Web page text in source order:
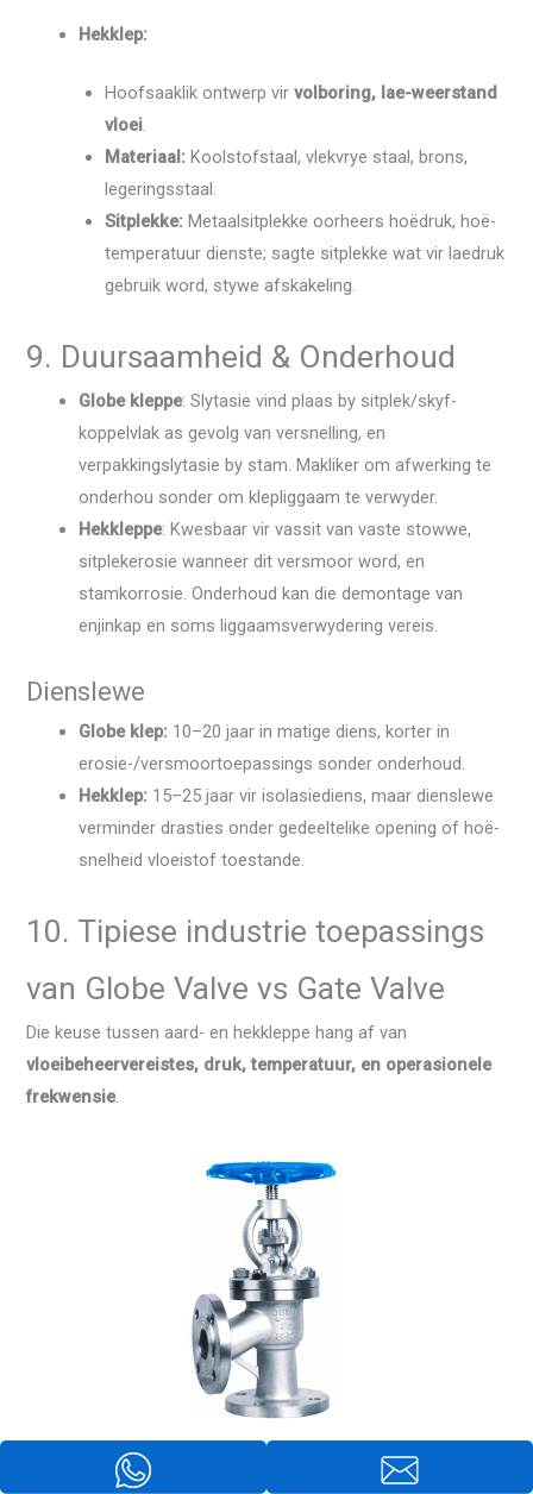
Hekklep:
Hoofsaaklik ontwerp virvolboring, lae-weerstand
vloei.
Materiaal: Koolstofstaal, vlekvrye staal, brons,
legeringsstaal.
Sitplekke: Metaalsitplekke oorheers hoëdruk, hoë-
temperatuur dienste; sagte sitplekke wat vir laedruk
gebruik word, stywe afskakeling.
9. Duursaamheid & Onderhoud
Globe kleppe: Slytasie vind plaas by sitplek/skyf-
koppelvlak as gevolg van versnelling, en
verpakkingslytasie by stam. Makliker om afwerking te
onderhou sonder om klepliggaam te verwyder.
Hekkleppe: Kwesbaar vir vassit van vaste stowwe,
sitplekerosie wanneer dit versmoor word, en
stamkorrosie. Onderhoud kan die demontage van
enjinkap en soms liggaamsverwydering vereis.
Dienslewe
Globe klep: 10–20 jaar in matige diens, korter in
erosie-/versmoortoepassings sonder onderhoud.
Hekklep: 15–25 jaar vir isolasiediens, maar dienslewe
verminder drasties onder gedeeltelike opening of hoë-
snelheid vloeistof toestande.
10. Tipiese industrie toepassings
van Globe Valve vs Gate Valve
Die keuse tussen aard- en hekkleppe hang af van
vloeibeheervereistes, druk, temperatuur, en operasionele
frekwensie.